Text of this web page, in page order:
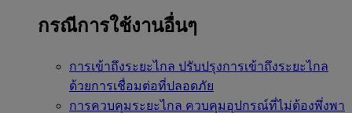
กรณีการใช้งานอื่นๆ
การเข้าถึงระยะไกล ปรับปรุงการเข้าถึงระยะไกล
ด้วยการเชื่อมต่อที่ปลอดภัย
การควบคุมระยะไกล ควบคุมอุปกรณ์ที่ไม่ต้องพึ่งพา